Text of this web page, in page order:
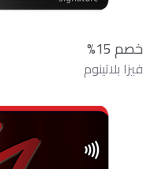
خصم 15%
فيزا بلاتينوم